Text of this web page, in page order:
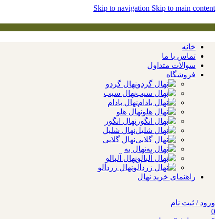
Skip to navigation Skip to main content
خانه
تماس با ما
سوالات متداول
فروشگاه
نهال گردو
نهال سیب
نهال بادام
نهال هلو
نهال انگور
نهال شلیل
نهال گلابی
نهال به
نهال آلبالو
نهال زردآلو
راهنمای خرید نهال
ورود / ثبت نام
0